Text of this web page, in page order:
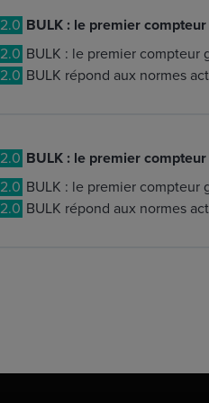
2.0 BULK : le premier
2.0 BULK : le premier compteur
2.0 BULK répond aux normes
2.0 BULK : le premier
2.0 BULK : le premier compteur
2.0 BULK répond aux normes